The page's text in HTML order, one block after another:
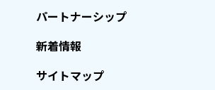
パートナーシップ
新着情報
サイトマップ